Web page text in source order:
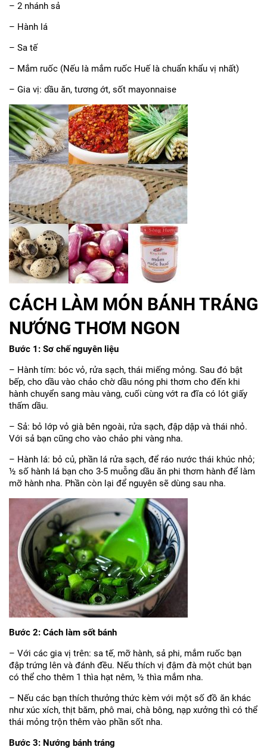
– 2 nhánh sả
– Hành lá
– Sa tế
– Mắm ruốc (Nếu là mắm ruốc Huế là chuẩn khẩu vị nhất)
– Gia vị: dầu ăn, tương ớt, sốt mayonnaise
CÁCH LÀM MÓN BÁNH TRÁNG
NƯỚNG THƠM NGON
Bước 1: Sơ chế nguyên liệu
– Hành tím: bóc vỏ, rửa sạch, thái miếng mỏng. Sau đó bật
bếp, cho dầu vào chảo chờ dầu nóng phi thơm cho đến khi
hành chuyển sang màu vàng, cuối cùng vớt ra đĩa có lót giấy
thấm dầu.
– Sả: bỏ lớp vỏ già bên ngoài, rửa sạch, đập dập và thái nhỏ.
Với sả bạn cũng cho vào chảo phi vàng nha.
– Hành lá: bỏ củ, phần lá rửa sạch, để ráo nước thái khúc nhỏ;
½ số hành lá bạn cho 3-5 muỗng dầu ăn phi thơm hành để làm
mỡ hành nha. Phần còn lại để nguyên sẽ dùng sau nha.
Bước 2: Cách làm sốt bánh
– Với các gia vị trên: sa tế, mỡ hành, sả phi, mắm ruốc bạn
đập trứng lên và đánh đều. Nếu thích vị đậm đà một chút bạn
có thể cho thêm 1 thìa hạt nêm, ½ thìa mắm nha.
– Nếu các bạn thích thưởng thức kèm với một số đồ ăn khác
như xúc xích, thịt băm, phô mai, chà bông, nạp xưởng thì có thể
thái mỏng trộn thêm vào phần sốt nha.
Bước 3: Nướng bánh tráng